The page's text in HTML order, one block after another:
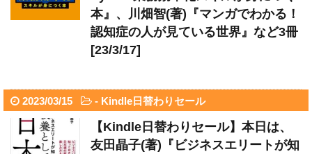
本』、川畑智(著)『マンガでわかる！
認知症の人が見ている世界』など3冊
[23/3/17]
2023/03/15 - Kindle日替わりセール
【Kindle日替わりセール】本日は、
友田晶子(著)『ビジネスエリートが知